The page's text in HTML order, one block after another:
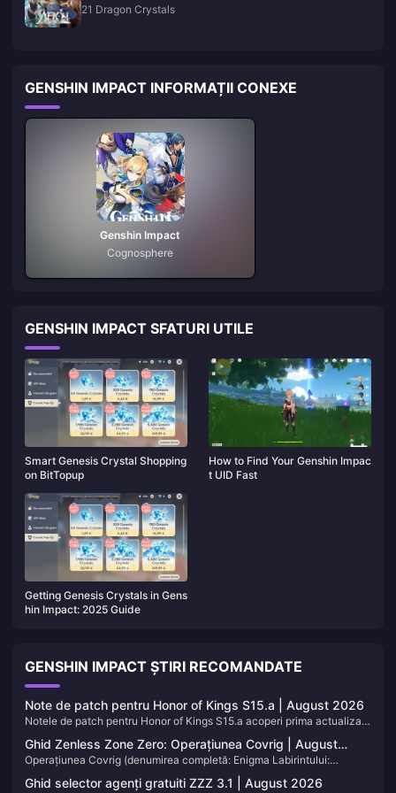
21 Dragon Crystals
GENSHIN IMPACT INFORMAȚII CONEXE
Genshin Impact
Cognosphere
GENSHIN IMPACT SFATURI UTILE
Smart Genesis Crystal Shopping
on BitTopup
How to Find Your Genshin Impac
t UID Fast
Getting Genesis Crystals in Gens
hin Impact: 2025 Guide
GENSHIN IMPACT ȘTIRI RECOMANDATE
Note de patch pentru Honor of Kings S15.a | August 2026
Notele de patch pentru Honor of Kings S15.a acoperi prima actualizare
de echilibrare de la mijlocul sezonului 15, activă începând cu 30 iulie
2026. Adaugă această pagină la marcaje. Vom actualiza tabelele
odată ce apare următorul permis de erou.
Ghid Zenless Zone Zero: Operațiunea Covrig | August
2026
Operațiunea Covrig (denumirea completă: Enigma Labirintului:
Operațiunea Covrig) este modul de extracție permanent din Zenless
Zone Zero din Versiunea 3.1. Te scufunzi într-o Cavitate coruptă, te
Ghid selector agenți gratuiti ZZZ 3.1 | August 2026